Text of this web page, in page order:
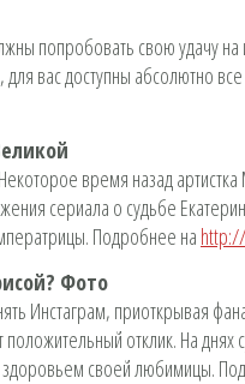
попробовать свою удачу на
вас доступны абсолютно
время назад
сериала о судьбе
Подробнее на
Фото
Инстаграм, приоткрывая
отклик. На днях
здоровьем своей любимицы.